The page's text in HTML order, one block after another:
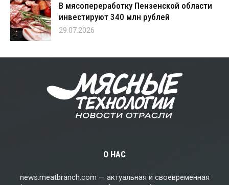
В мясопереработку Пензенской области
инвестируют 340 млн рублей
29.07.2026
О НАС
news.meatbranch.com — актуальная и своевременная